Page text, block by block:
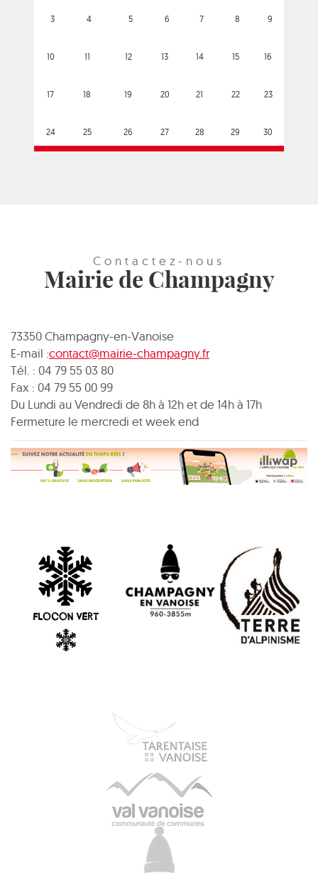
3 4 5 6 7 8 9
10 11 12 13 14 15 16
17 18 19 20 21 22 23
24 25 26 27 28 29 30
Contactez-nous
Mairie de Champagny
73350 Champagny-en-Vanoise
E-mail :contact@mairie-champagny.fr
Tél. : 04 79 55 03 80
Fax : 04 79 55 00 99
Du Lundi au Vendredi de 8h à 12h et de 14h à 17h
Fermeture le mercredi et week end